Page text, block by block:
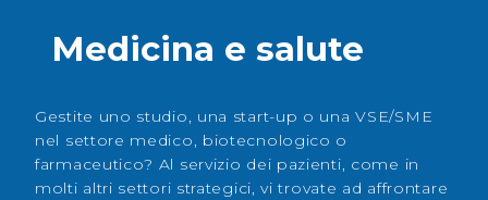
Medicina e salute
Gestite uno studio, una start-up o una VSE/SME
nel settore medico, biotecnologico o
farmaceutico? Al servizio dei pazienti, come in
molti altri settori strategici, vi trovate ad affrontare